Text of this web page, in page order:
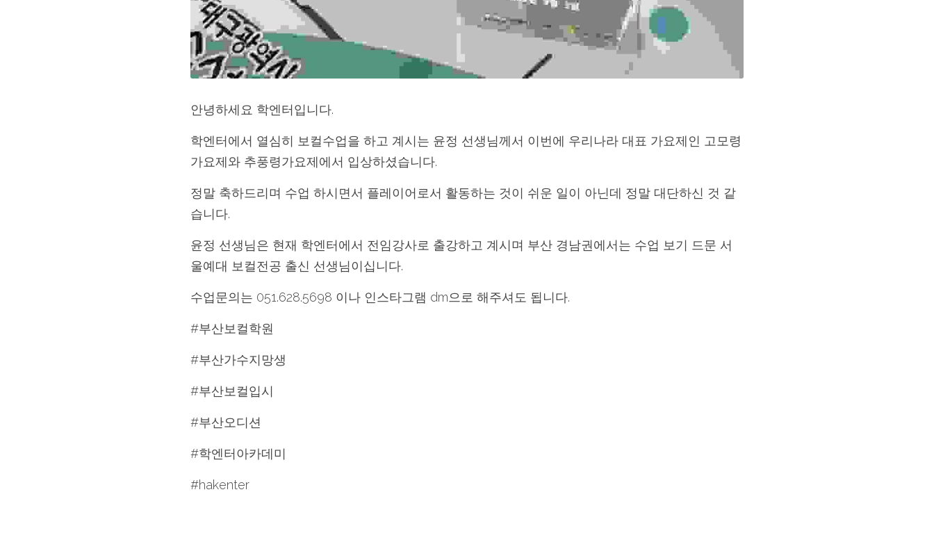
안녕하세요 학엔터입니다.
학엔터에서 열심히 보컬수업을 하고 계시는 윤정 선생님께서 이번에 우리나라 대표 가요제인 고모령
가요제와 추풍령가요제에서 입상하셨습니다.
정말 축하드리며 수업 하시면서 플레이어로서 활동하는 것이 쉬운 일이 아닌데 정말 대단하신 것 같
습니다.
윤정 선생님은 현재 학엔터에서 전임강사로 출강하고 계시며 부산 경남권에서는 수업 보기 드문 서
울예대 보컬전공 출신 선생님이십니다.
수업문의는 051.628.5698 이나 인스타그램 dm으로 해주셔도 됩니다.
#부산보컬학원
#부산가수지망생
#부산보컬입시
#부산오디션
#학엔터아카데미
#hakenter